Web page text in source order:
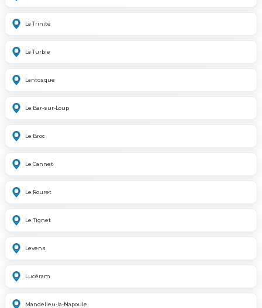
La Trinité
La Turbie
Lantosque
Le Bar-sur-Loup
Le Broc
Le Cannet
Le Rouret
Le Tignet
Levens
Lucéram
Mandelieu-la-Napoule